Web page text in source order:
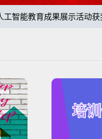
能教育成果展示活动获奖
培